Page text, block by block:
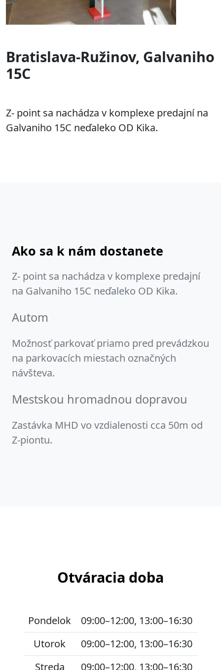
Bratislava-Ružinov, Galvaniho
15C
Z- point sa nachádza v komplexe predajní na
Galvaniho 15C neďaleko OD Kika.
Ako sa k nám dostanete
Z- point sa nachádza v komplexe predajní
na Galvaniho 15C neďaleko OD Kika.
Autom
Možnosť parkovať priamo pred prevádzkou
na parkovacích miestach označných
návšteva.
Mestskou hromadnou dopravou
Zastávka MHD vo vzdialenosti cca 50m od
Z-piontu.
Otváracia doba
Pondelok
09:00–12:00, 13:00–16:30
Utorok
09:00–12:00, 13:00–16:30
Streda
09:00–12:00, 13:00–16:30